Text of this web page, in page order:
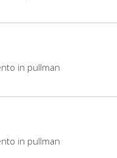
in pullman
in pullman